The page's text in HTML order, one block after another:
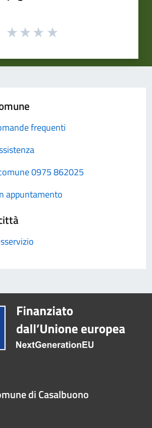
frequenti
0975 862025
appuntamento
di Casalbuono